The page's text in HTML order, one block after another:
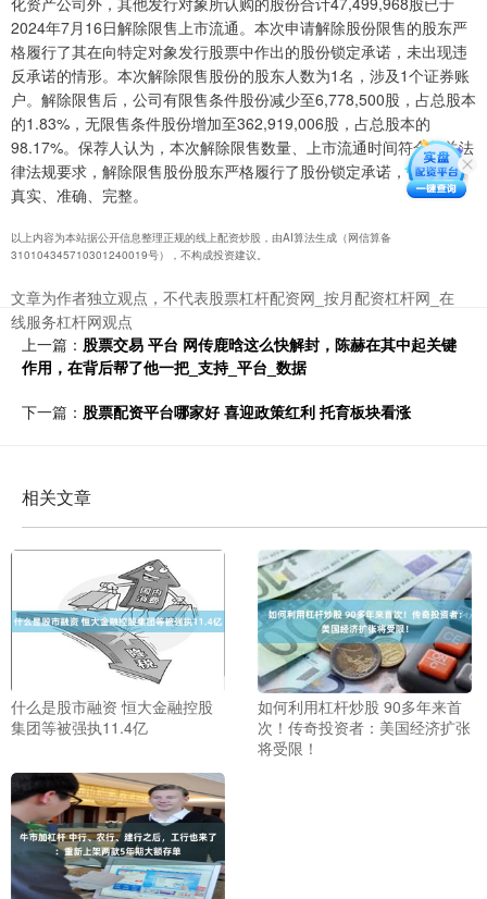
2024年7月16日解除限售上市流通。本次申请解除股份限售的股东严
格履行了其在向特定对象发行股票中作出的股份锁定承诺，未出现违
反承诺的情形。本次解除限售股份的股东人数为1名，涉及1个证券账
户。解除限售后，公司有限售条件股份减少至6,778,500股，占总股本
的1.83%，无限售条件股份增加至362,919,006股，占总股本的
98.17%。保荐人认为，本次解除限售数量、上市流通时间符合相关法
律法规要求，解除限售股份股东严格履行了股份锁定承诺，信息披露
真实、准确、完整。
以上内容为本站据公开信息整理正规的线上配资炒股，由AI算法生成（网信算备
310104345710301240019号），不构成投资建议。
文章为作者独立观点，不代表股票杠杆配资网_按月配资杠杆网_在
线服务杠杆网观点
上一篇： 股票交易 平台 网传鹿晗这么快解封，陈赫在其中起关键
作用，在背后帮了他一把_支持_平台_数据
下一篇： 股票配资平台哪家好 喜迎政策红利 托育板块看涨
相关文章
什么是股市融资 恒大金融控股
集团等被强执11.4亿
如何利用杠杆炒股 90多年来首
次！传奇投资者：美国经济扩张
将受限！